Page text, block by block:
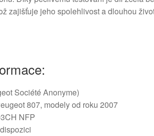
zajišťuje jeho spolehlivost a dlouhou
Société Anonyme)
807, modely od roku 2007
NFP